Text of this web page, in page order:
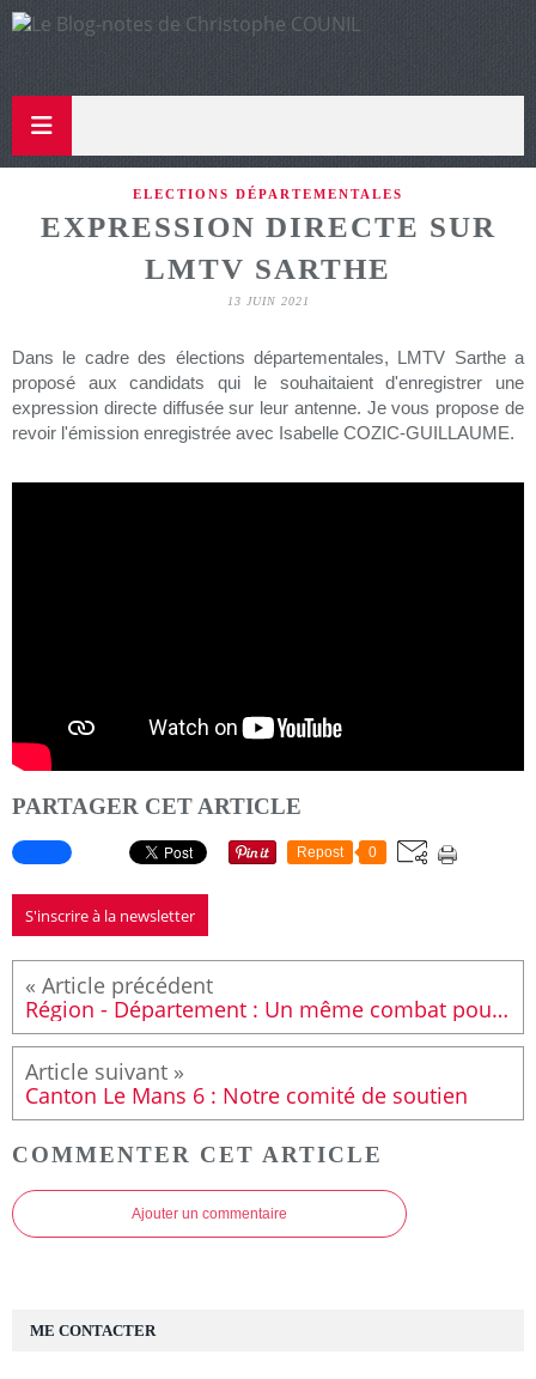
ELECTIONS DÉPARTEMENTALES
EXPRESSION DIRECTE SUR
LMTV SARTHE
13 JUIN 2021
Dans le cadre des élections départementales, LMTV Sarthe a
proposé aux candidats qui le souhaitaient d'enregistrer une
expression directe diffusée sur leur antenne. Je vous propose de
revoir l'émission enregistrée avec Isabelle COZIC-GUILLAUME.
PARTAGER CET ARTICLE
Repost 0
S'inscrire à la newsletter
Région - Département : Un même combat pour construire l'alternance à gauche
Canton Le Mans 6 : Notre comité de soutien
COMMENTER CET ARTICLE
Ajouter un commentaire
ME CONTACTER